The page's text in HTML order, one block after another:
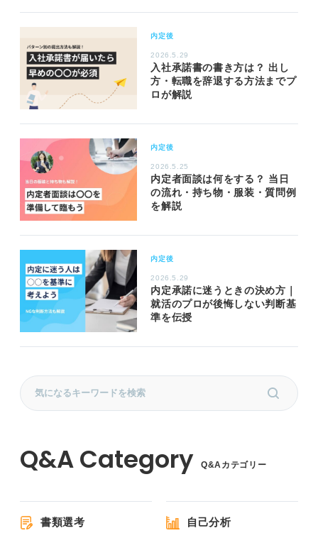
内定後
2026.5.29
入社承諾書の書き方は？ 出し
方・転職を辞退する方法までプ
ロが解説
内定後
2026.5.25
内定者面談は何をする？ 当日
の流れ・持ち物・服装・質問例
を解説
内定後
2026.5.29
内定承諾に迷うときの決め方｜
就活のプロが後悔しない判断基
準を伝授
Q&Aカテゴリー
書類選考 自己分析